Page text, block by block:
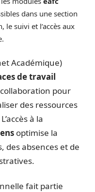
dans une section
le suivi et l’accès aux
Académique)
de travail
pour
des ressources
à la
optimise la
des absences et de
fait partie